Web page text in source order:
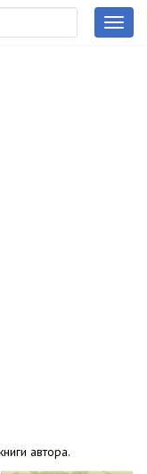
автора.